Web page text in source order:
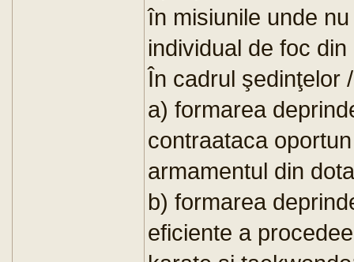
în misiunile unde
individual de foc
În cadrul şedinţelor
a) formarea
contraataca
armamentul din
b) formarea
eficiente a